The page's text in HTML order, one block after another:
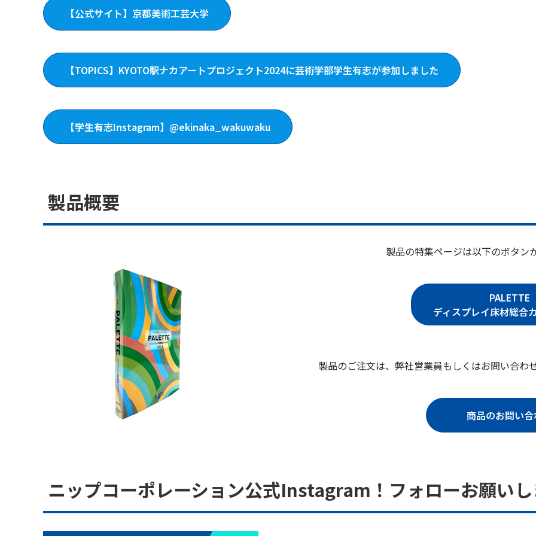
【公式サイト】京都美術工芸大学
【TOPICS】KYOTO駅ナカアートプロジェクト2024に芸術学部学生有志が参加しました
【学生有志Instagram】@ekinaka_wakuwaku
製品概要
製品の特集ページは以下のボタン
PALETTE
ディスプレイ床材総合
製品のご注文は、弊社営業員もしくはお問い合わ
商品のお問い
ニップコーポレーション公式Instagram！フォローお願いし